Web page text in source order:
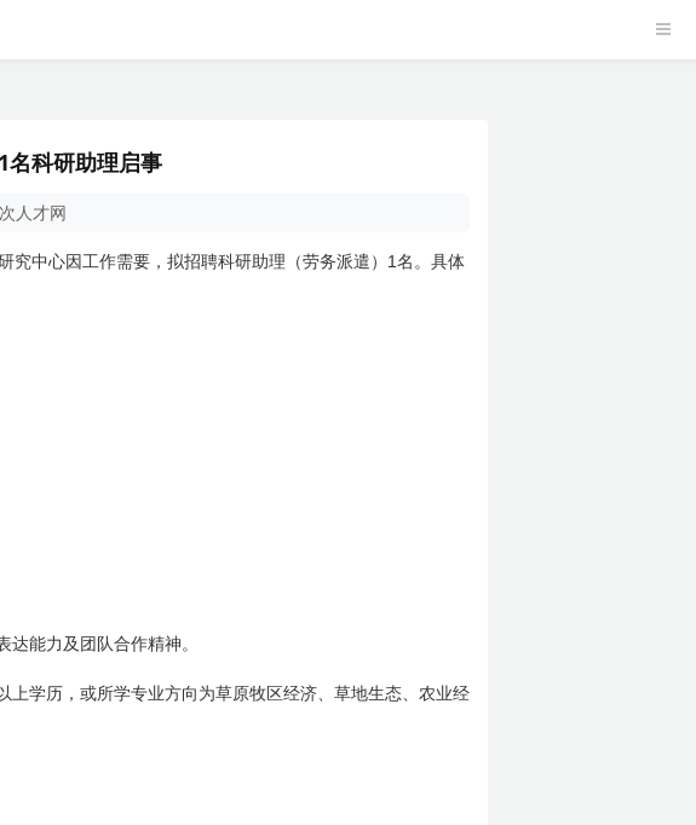
名科研助理启事
人才网
中心因工作需要，拟招聘科研助理（劳务派遣） 1 名。具体
能力及团队合作精神。
学历，或所学专业方向为草原牧区经济、草地生态、农业经